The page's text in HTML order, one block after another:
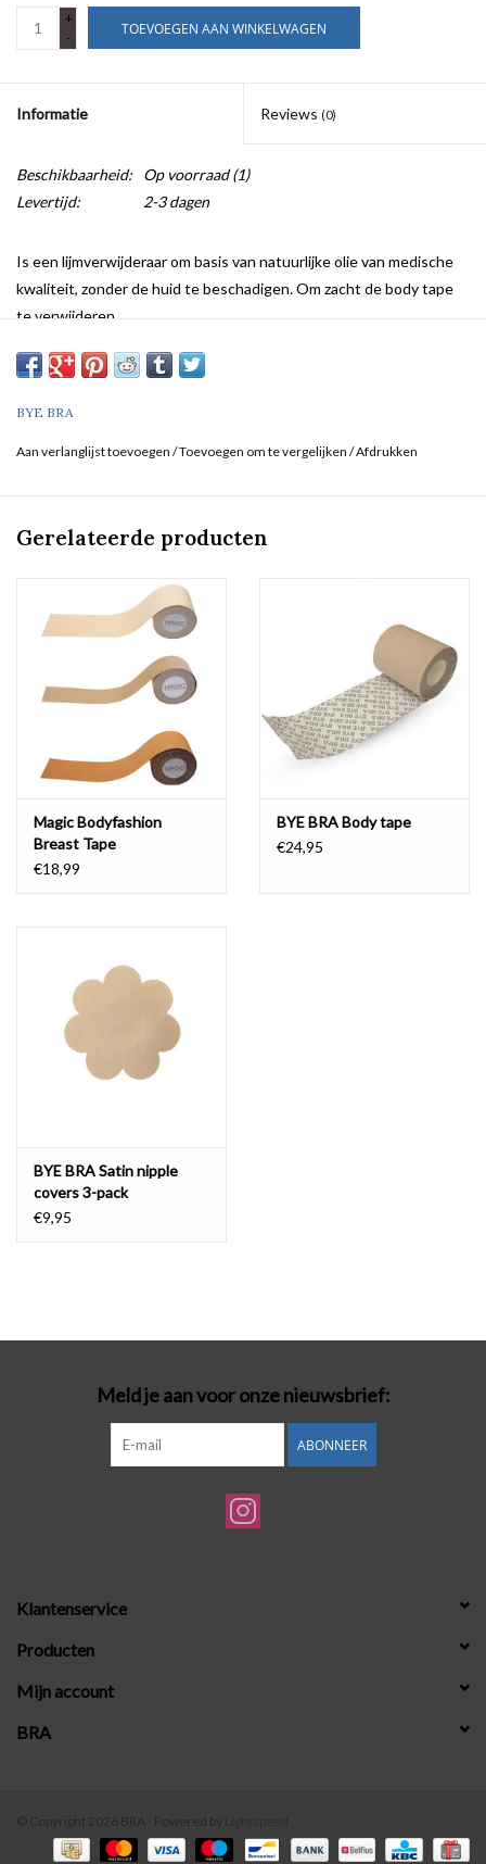
+
-
TOEVOEGEN AAN WINKELWAGEN
Informatie Reviews (0)
Beschikbaarheid: Op voorraad(1)
Levertijd:
2-3 dagen
Is een lijmverwijderaar om basis van natuurlijke olie van medische
kwaliteit, zonder de huid te beschadigen. Om zacht de body tape
te verwijderen.
BYE BRA
Aan verlanglijst toevoegen /Toevoegen om te vergelijken /Afdrukken
Gerelateerde producten
Magic Bodyfashion
Breast Tape
€18,99
BYE BRA Body tape
€24,95
BYE BRA Satin nipple
covers 3-pack
€9,95
Meld je aan voor onze nieuwsbrief:
ABONNEER
Klantenservice
Producten
Mijn account
BRA
© Copyright 2026 BRA - Powered by